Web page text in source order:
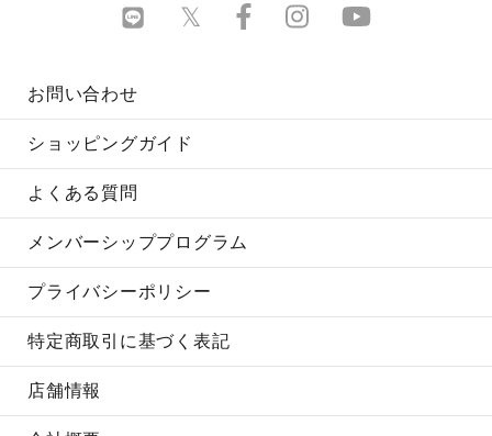
お問い合わせ
ショッピングガイド
よくある質問
メンバーシッププログラム
プライバシーポリシー
特定商取引に基づく表記
店舗情報